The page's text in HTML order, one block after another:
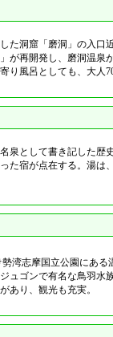
た洞窟「磨洞」の入口
が再開発し、磨洞温泉
風呂としても、大人
泉として書き記した歴
た宿が点在する。湯は
湾志摩国立公園にある
ュゴンで有名な鳥羽水
あり、観光も充実。